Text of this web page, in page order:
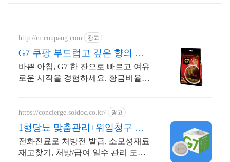
http://m.coupang.com 광고
G7 쿠팡 부드럽고 깊은 향의 조
화
바쁜 아침, G7 한 잔으로 빠르고 여유
로운 시작을 경험하세요. 황금비율
https://concierge.soldoc.co.kr/ 광고
1형당뇨 맞춤관리+위임청구 복
잡한 청구 절차 ZERO
전화진료로 처방전 발급, 소모성재료
재고찾기, 처방/급여 일수 관리 도와